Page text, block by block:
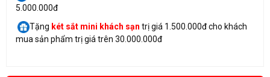
5.000.000đ
Tặng két sắt mini khách sạn trị giá 1.500.000đ cho khách
mua sản phẩm trị giá trên 30.000.000đ